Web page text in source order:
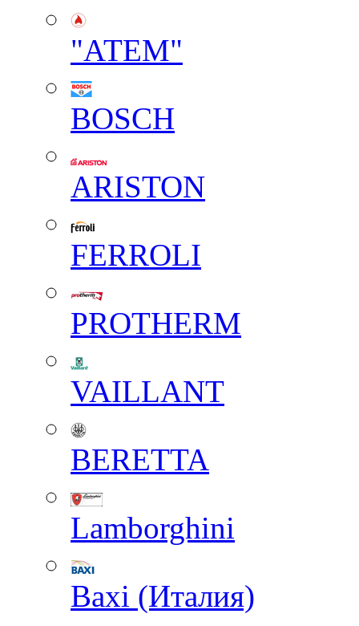
"АТЕМ"
BOSCH
ARISTON
FERROLI
PROTHERM
VAILLANT
BERETTA
Lamborghini
Baxi (Италия)